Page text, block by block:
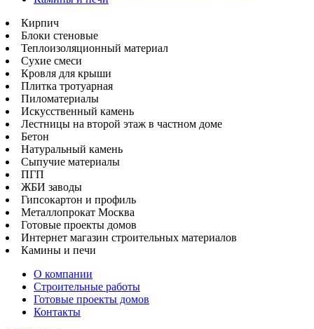
Кирпич
Блоки стеновые
Теплоизоляционный материал
Сухие смеси
Кровля для крыши
Плитка тротуарная
Пиломатериалы
Искусственный камень
Лестницы на второй этаж в частном доме
Бетон
Натуральный камень
Сыпучие материалы
ПГП
ЖБИ заводы
Гипсокартон и профиль
Металлопрокат Москва
Готовые проекты домов
Интернет магазин строительных материалов
Камины и печи
О компании
Строительные работы
Готовые проекты домов
Контакты